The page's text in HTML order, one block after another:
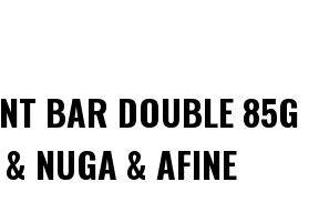
BAR DOUBLE 85G
NUGA & AFINE